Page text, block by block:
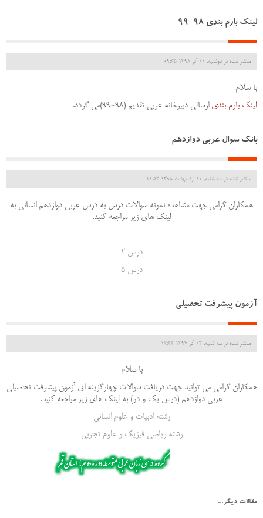
لینک بارم بندی 98-99
منتشر شده در دوشنبه, 11 آذر 1398 09:35
با سلام
لینک بارم بندی ارسالی دبیرخانه عربی تقدیم (98-99)می گردد.
بانک سوال عربی دوازدهم
منتشر شده در سه شنبه, 10 ارديبهشت 1398 11:53
همکاران گرامی جهت مشاهده نمونه سوالات درس به درس عربی دوازدهم انسانی به
لینک های زیر مراجعه کنید.
درس 2
درس 5
آزمون پیشرفت تحصیلی
منتشر شده در سه شنبه, 13 آذر 1397 12:44
با سلام
همکاران گرامی می توانید جهت دریافت سوالات چهارگزینه ای آزمون پیشرفت تحصیلی
عربی دوازدهم (درس یک و دو) به لینک های زیر مراجعه کنید.
رشته ادبیات و علوم انسانی
رشته ریاضی فیزیک و علوم تجربی
مقالات دیگر...